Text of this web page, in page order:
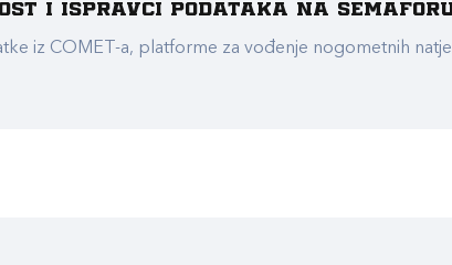
i ispravci podataka na
iz COMET-a, platforme za vođenje nogometnih